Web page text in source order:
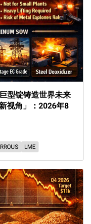
型锭铸造世界未来
视角」：2026年8
LME